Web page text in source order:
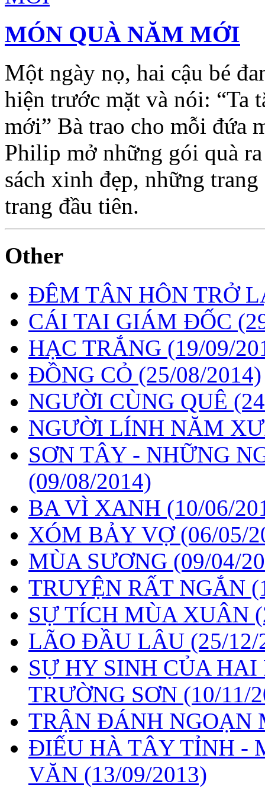
MÓN QUÀ NĂM MỚI
Một ngày nọ, hai cậu bé
hiện trước mặt và nói: “Ta
mới” Bà trao cho mỗi đứa
Philip mở những gói quà
sách xinh đẹp, những
trang đầu tiên.
Other
ĐÊM TÂN HÔN TRỞ
CÁI TAI GIÁM ĐỐC
HẠC TRẮNG (19/09/
ĐỒNG CỎ (25/08/2014)
NGƯỜI CÙNG QUÊ
NGƯỜI LÍNH NĂM
SƠN TÂY - NHỮNG
(09/08/2014)
BA VÌ XANH (10/06/
XÓM BẢY VỢ (06/05/
MÙA SƯƠNG (09/04/
TRUYỆN RẤT NGẮN
SỰ TÍCH MÙA XUÂN
LÃO ĐẦU LÂU (25/12/
SỰ HY SINH CỦA
TRƯỜNG SƠN (10/11/
TRẬN ĐÁNH NGOẠN
ĐIẾU HÀ TÂY TỈNH -
VĂN (13/09/2013)